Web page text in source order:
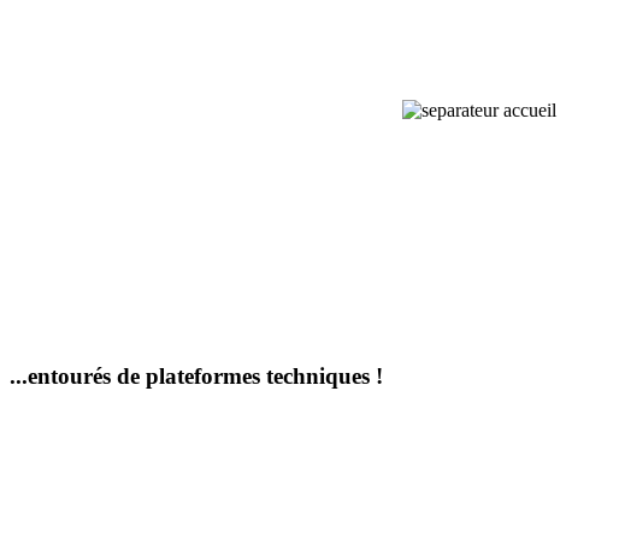
...entourés de plateformes techniques !